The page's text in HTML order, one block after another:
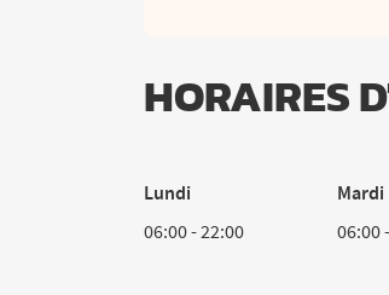
HORAIRES
Lundi
06:00-22:00
Mardi
06:00